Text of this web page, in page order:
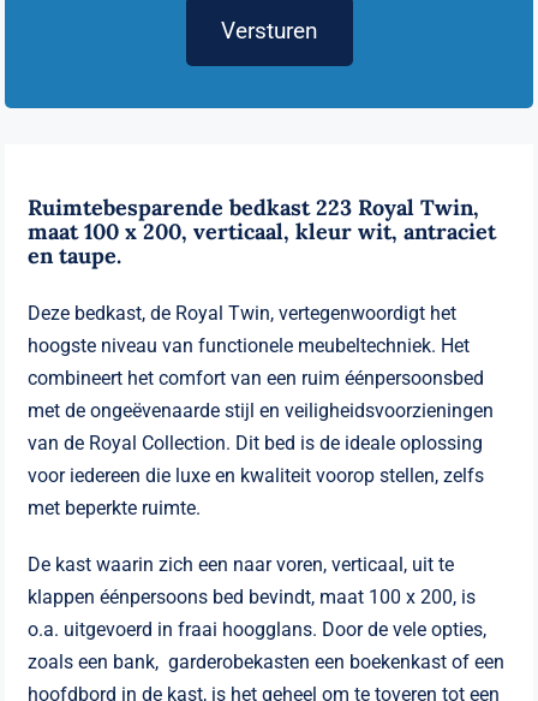
Versturen
Ruimtebesparende bedkast 223 Royal Twin,
maat 100 x 200, verticaal, kleur wit, antraciet
en taupe.
Deze bedkast, de Royal Twin, vertegenwoordigt het
hoogste niveau van functionele meubeltechniek. Het
combineert het comfort van een ruim éénpersoonsbed
met de ongeëvenaarde stijl en veiligheidsvoorzieningen
van de Royal Collection. Dit bed is de ideale oplossing
voor iedereen die luxe en kwaliteit voorop stellen, zelfs
met beperkte ruimte.
De kast waarin zich een naar voren, verticaal, uit te
klappen éénpersoons bed bevindt, maat 100 x 200, is
o.a. uitgevoerd in fraai hoogglans. Door de vele opties,
zoals een bank, garderobekasten een boekenkast of een
hoofdbord in de kast, is het geheel om te toveren tot een